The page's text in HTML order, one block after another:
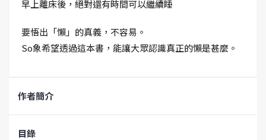
早上離床後，絕對還有時間可以繼續睡
要悟出「懶」的真義，不容易。
So象希望透過這本書，能讓大眾認識真正的懶是甚麼。
作者簡介
目錄